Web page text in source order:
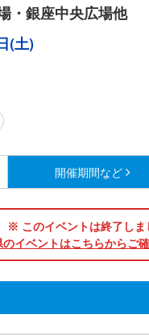
・銀座中央広場他
(土)
開催期間など
※ このイベントは終了しま
イベントはこちらからご確